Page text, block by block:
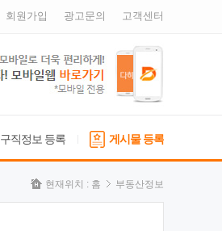
회원가입 광고문의 고객센터
구직정보 등록 게시물 등록
현재위치 : 홈 부동산정보